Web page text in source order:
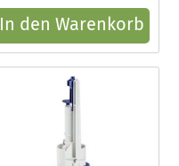
In den Warenkorb